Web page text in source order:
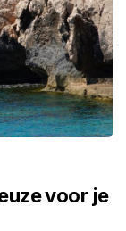
voor je